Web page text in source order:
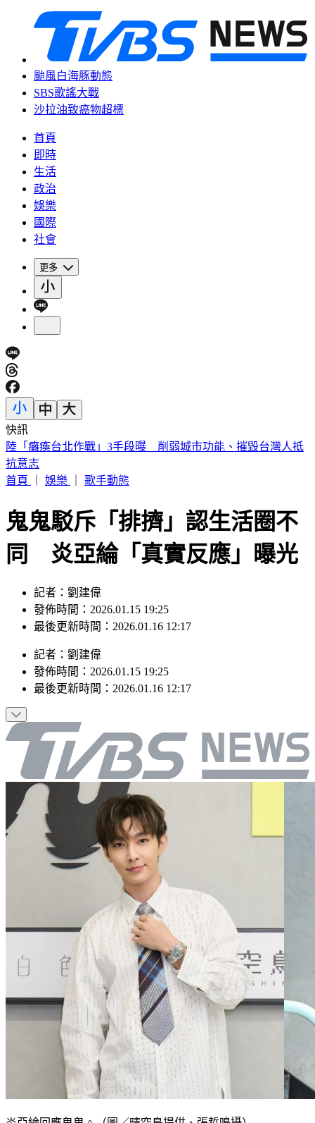
颱風白海豚動態
SBS歌謠大戰
沙拉油致癌物超標
首頁
即時
生活
政治
娛樂
國際
社會
更多
快訊
員工減肥老闆買單！美銀砸80億補貼瘦瘦針 執行長喊值得
首頁｜
鬼鬼駁斥「排擠」認生活圈不
同 炎亞綸「真實反應」曝光
發佈時間：2026.01.15 19:25
最後更新時間：2026.01.16 12:17
發佈時間：2026.01.15 19:25
最後更新時間：2026.01.16 12:17